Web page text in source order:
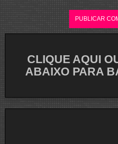
CLIQUE AQUI
ABAIXO PARA